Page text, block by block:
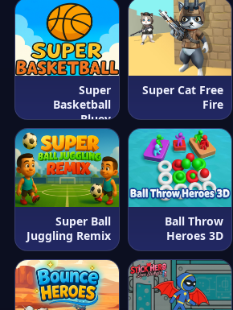
Super Cat Free
Fire
Super
Basketball
Bluey
Ball Throw
Heroes 3D
Super Ball
Juggling Remix